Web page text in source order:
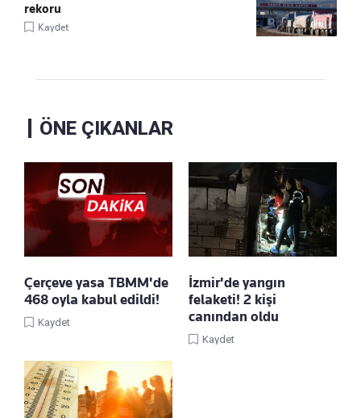
rekoru
Kaydet
ÖNE ÇIKANLAR
Çerçeve yasa TBMM'de
468 oyla kabul edildi!
Kaydet
İzmir'de yangın
felaketi! 2 kişi
canından oldu
Kaydet